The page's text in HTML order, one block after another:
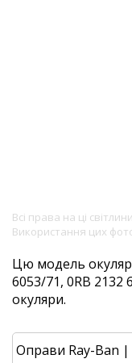
Всі права на ці
Використання цих
Цю модель
6053/71, 0RB 2132
окуляри.
Оправи Ray-Ban |